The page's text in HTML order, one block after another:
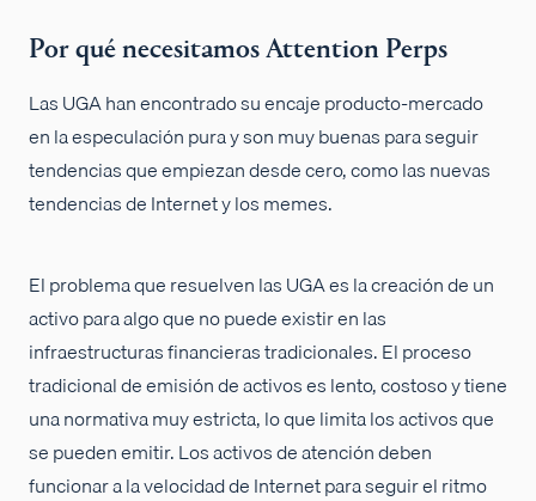
Por qué necesitamos Attention Perps
Las UGA han encontrado su encaje producto-mercado
en la especulación pura y son muy buenas para seguir
tendencias que empiezan desde cero, como las nuevas
tendencias de Internet y los memes.
El problema que resuelven las UGA es la creación de un
activo para algo que no puede existir en las
infraestructuras financieras tradicionales. El proceso
tradicional de emisión de activos es lento, costoso y tiene
una normativa muy estricta, lo que limita los activos que
se pueden emitir. Los activos de atención deben
funcionar a la velocidad de Internet para seguir el ritmo